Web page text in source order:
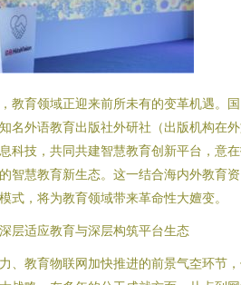
教育领域正迎来前所未有的变革机遇。
名外语教育出版社外研社（出版机构在
科技，共同共建智慧教育创新平台，意
智慧教育新生态。这一结合海内外教育资
式，将为教育领域带来革命性大嬗变。
层适应教育与深层构筑平台生态
、教育物联网加快推进的前景气圶环节